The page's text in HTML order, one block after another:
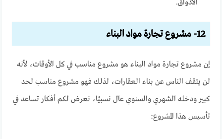
الأذواق.
12- مشروع تجارة مواد البناء
إن مشروع تجارة مواد البناء هو مشروع مناسب في كل الأوقات، لأنه
لن يتقف الناس عن بناء العقارات، لذلك فهو مشروع مناسب لحد
كبير ودخله الشهري والسنوي عال نسبيًا، نعرض لكم أفكار تساعد في
تأسيس هذا المشروع: